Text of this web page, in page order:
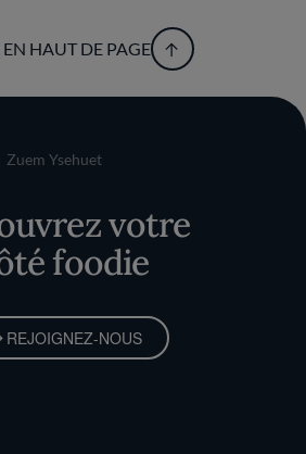
EN HAUT DE PAGE
Zuem Ysehuet
votre
foodie
REJOIGNEZ-NOUS